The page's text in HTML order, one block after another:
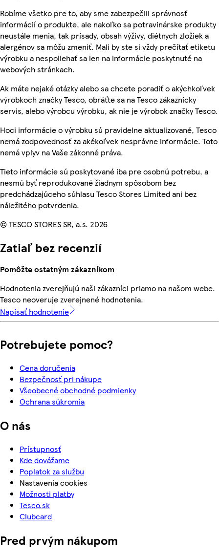
Robíme všetko pre to, aby sme zabezpečili správnosť
informácií o produkte, ale nakoľko sa potravinárske produkty
neustále menia, tak prísady, obsah výživy, diétnych zložiek a
alergénov sa môžu zmeniť. Mali by ste si vždy prečítať etiketu
výrobku a nespoliehať sa len na informácie poskytnuté na
webových stránkach.
Ak máte nejaké otázky alebo sa chcete poradiť o akýchkoľvek
výrobkoch značky Tesco, obráťte sa na Tesco zákaznícky
servis, alebo výrobcu výrobku, ak nie je výrobok značky Tesco.
Hoci informácie o výrobku sú pravidelne aktualizované, Tesco
nemá zodpovednosť za akékoľvek nesprávne informácie. Toto
nemá vplyv na Vaše zákonné práva.
Tieto informácie sú poskytované iba pre osobnú potrebu, a
nesmú byť reprodukované žiadnym spôsobom bez
predchádzajúceho súhlasu Tesco Stores Limited ani bez
náležitého potvrdenia.
© TESCO STORES SR, a.s. 2026
Zatiaľ bez recenzií
Pomôžte ostatným zákazníkom
Hodnotenia zverejňujú naši zákazníci priamo na našom webe.
Tesco neoveruje zverejnené hodnotenia.
Napísať hodnotenie
Potrebujete pomoc?
Cena doručenia
Bezpečnosť pri nákupe
Všeobecné obchodné podmienky
Ochrana súkromia
O nás
Prístupnosť
Kde dovážame
Poplatok za službu
Nastavenia cookies
Možnosti platby
Tesco.sk
Clubcard
Pred prvým nákupom